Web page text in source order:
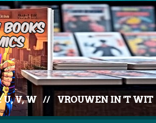
U, V, W // VROUWEN IN 'T WIT